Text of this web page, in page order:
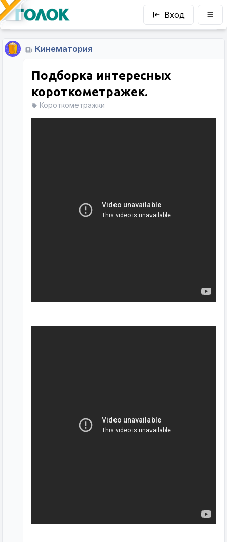
Вход
Кинематория
Подборка интересных
короткометражек.
Короткометражки